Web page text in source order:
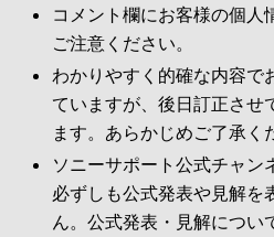
コメント欄にお客様の個人
ご注意ください。
わかりやすく的確な内容で
ていますが、後日訂正させ
ます。あらかじめご了承く
ソニーサポート公式チャン
必ずしも公式発表や見解を
ん。公式発表・見解につい